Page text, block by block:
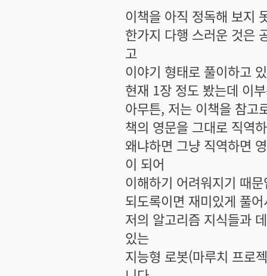
이책을 아직 정독해 보지
한가지 다행 스러운 것은
고
이야기 형태로 풀이하고
현재 1장 정도 봤는데 이
아무튼, 저는 이책을 참고
책의 영문을 그대로 직역
왜냐하면 그냥 직역하면
이 되어
이해하기 어려워지기 때
되도록이면 재미있게 풀
저의 알고리즘 지식들과
있는
지능형 로봇(마루치 프로